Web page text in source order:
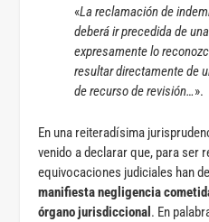
«La reclamación de
deberá ir precedida de
expresamente lo
resultar directamente de
de recurso de revisión…».
En una reiteradísima
venido a declarar que, para ser
equivocaciones judiciales han
manifiesta negligencia
órgano jurisdiccional . En